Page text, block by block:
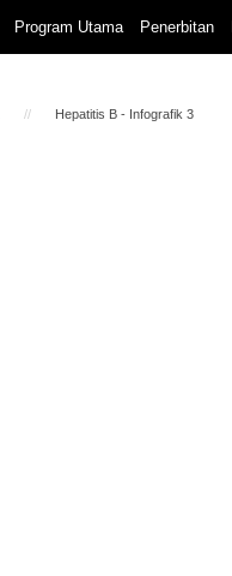
Program Utama Penerbitan
Hepatitis B - Infografik 3